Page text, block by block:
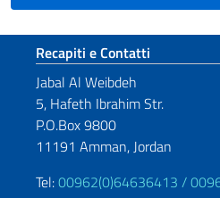
Sezione footer
Recapiti e Contatti
Jabal Al Weibdeh
5, Hafeth Ibrahim Str.
P.O.Box 9800
11191 Amman, Jordan
Tel:00962(0)64636413 /